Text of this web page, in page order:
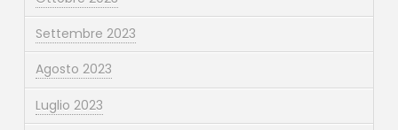
Settembre 2023
Agosto 2023
Luglio 2023